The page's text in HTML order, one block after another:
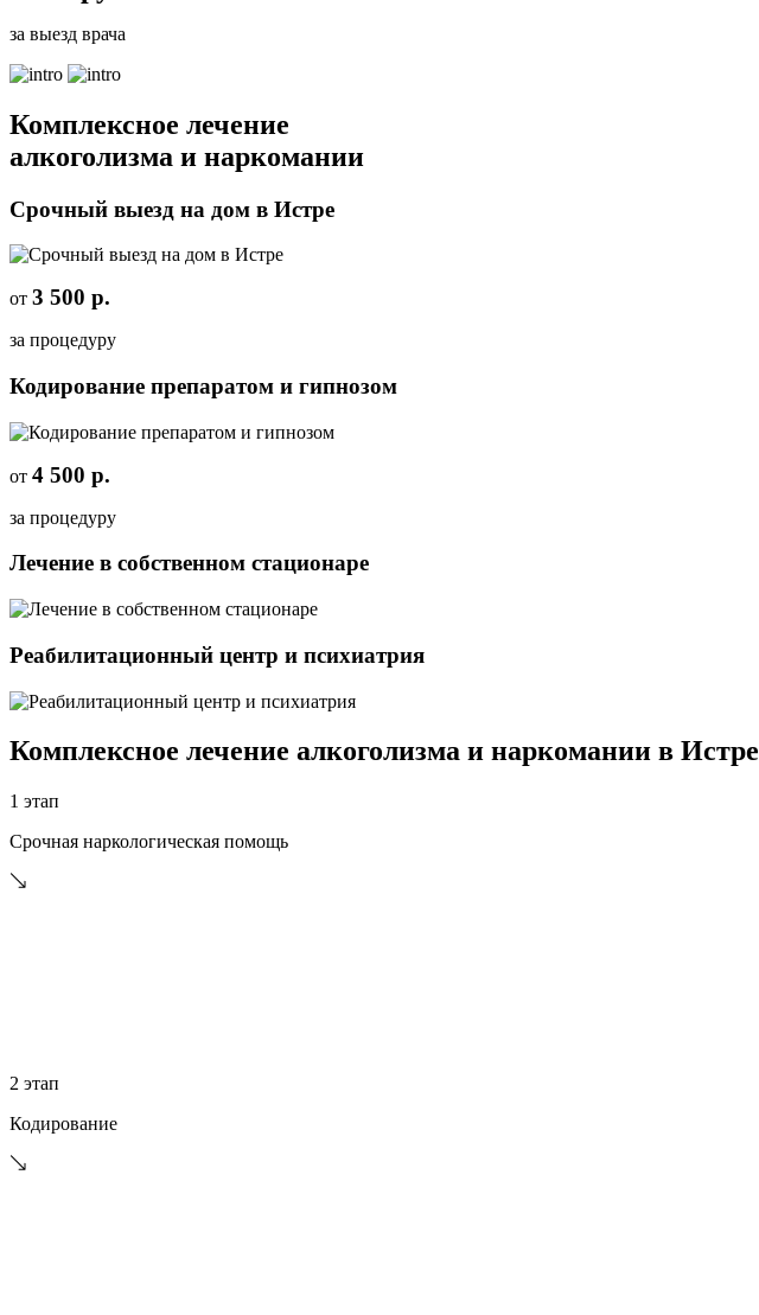
за выезд врача
Комплексное лечение
алкоголизма и наркомании
Срочный выезд на дом в Истре
от 3 500 р.
за процедуру
Кодирование препаратом и гипнозом
от 4 500 р.
за процедуру
Лечение в собственном стационаре
Реабилитационный центр и психиатрия
Комплексное лечение алкоголизма и наркомании в Истре
1 этап
Срочная наркологическая помощь
2 этап
Кодирование